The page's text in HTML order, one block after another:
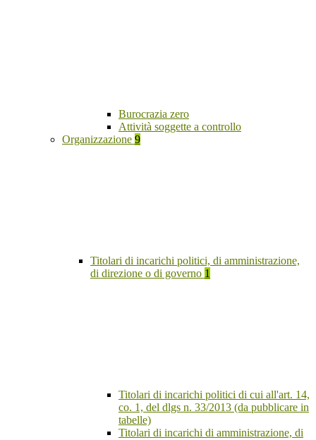
Burocrazia zero
Attività soggette a controllo
Organizzazione 9
Titolari di incarichi politici, di amministrazione,
di direzione o di governo 1
Titolari di incarichi politici di cui all'art. 14,
co. 1, del dlgs n. 33/2013 (da pubblicare in
tabelle)
Titolari di incarichi di amministrazione, di